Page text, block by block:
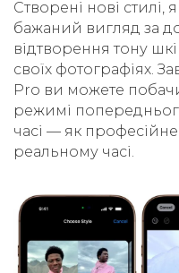
Cтворені нові стилі,
бажаний вигляд за
відтворення тону
своїх фотографіях.
Pro ви можете
режимі
часі — як
реальному часі.